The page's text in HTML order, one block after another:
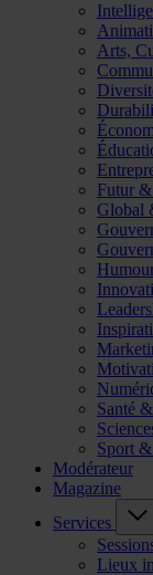
Arts,
Futur &
Global
Santé
Sport
Modérateur
Magazine
Services
Lieux